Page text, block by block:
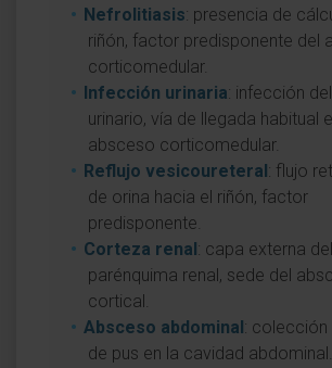
Nefrolitiasis: presencia de
riñón, factor predisponente del
corticomedular.
Infección urinaria: infección
urinario, vía de llegada habitual
absceso corticomedular.
Reflujo vesicoureteral: flujo
de orina hacia el riñón, factor
predisponente.
Corteza renal: capa externa del
parénquima renal, sede del
cortical.
Absceso abdominal:
de pus en la cavidad abdominal.